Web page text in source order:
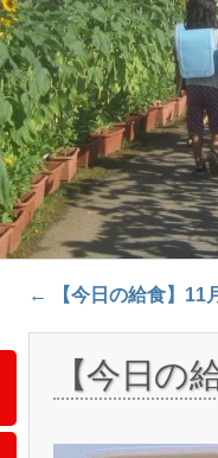
Post navigation
← 【今日の給食】11
【今日の